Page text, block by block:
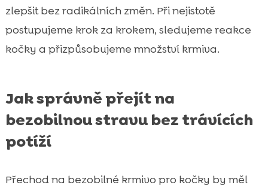
zlepšit bez radikálních změn. Při nejistotě
postupujeme krok za krokem, sledujeme reakce
kočky a přizpůsobujeme množství krmiva.
Jak správně přejít na
bezobilnou stravu bez trávících
potíží
Přechod na bezobilné krmivo pro kočky by měl